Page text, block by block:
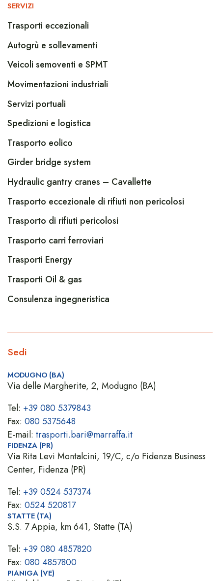
SERVIZI
Trasporti eccezionali
Autogrù e sollevamenti
Veicoli semoventi e SPMT
Movimentazioni industriali
Servizi portuali
Spedizioni e logistica
Trasporto eolico
Girder bridge system
Hydraulic gantry cranes – Cavallette
Trasporto eccezionale di rifiuti non pericolosi
Trasporto di rifiuti pericolosi
Trasporto carri ferroviari
Trasporti Energy
Trasporti Oil & gas
Consulenza ingegneristica
Sedi
MODUGNO (BA)
Via delle Margherite, 2, Modugno (BA)
Tel: +39 080 5379843
Fax: 080 5375648
E-mail: trasporti.bari@marraffa.it
FIDENZA (PR)
Via Rita Levi Montalcini, 19/C, c/o Fidenza Business
Center, Fidenza (PR)
Tel: +39 0524 537374
Fax: 0524 520817
STATTE (TA)
S.S. 7 Appia, km 641, Statte (TA)
Tel: +39 080 4857820
Fax: 080 4857800
PIANIGA (VE)